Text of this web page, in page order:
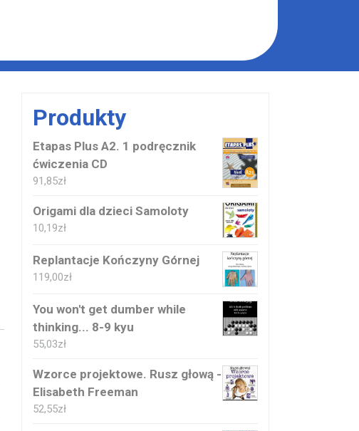
Produkty
Etapas Plus A2. 1 podręcznik
ćwiczenia CD
91,85zł
Origami dla dzieci Samoloty
10,19zł
Replantacje Kończyny Górnej
119,00zł
You won't get dumber while
thinking... 8-9 kyu
55,03zł
Wzorce projektowe. Rusz głową -
Elisabeth Freeman
52,55zł